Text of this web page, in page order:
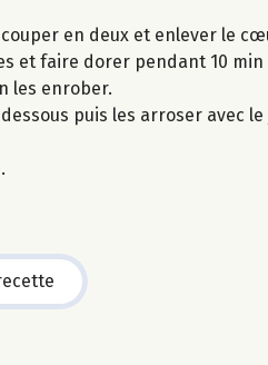
couper en deux et enlever le
et faire dorer pendant 10
les enrober.
puis les arroser avec